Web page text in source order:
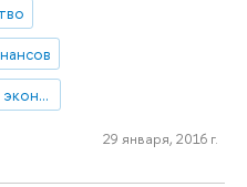
Международная лаборатория экономики нематериальных активов
29 января, 2016 г.